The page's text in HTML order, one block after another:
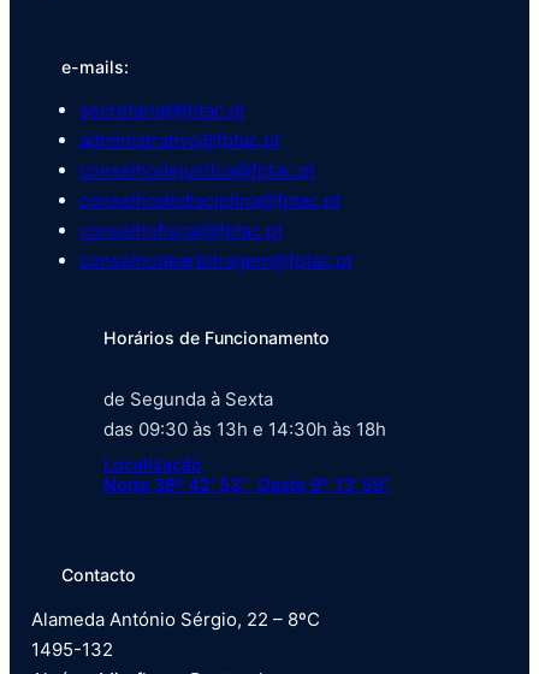
e-mails:
secretaria@fptac.pt
administrativo@fptac.pt
conselhodejustica@fptac.pt
conselhodedisciplina@fptac.pt
conselhofiscal@fptac.pt
conselhodearbitragem@fptac.pt
Horários de Funcionamento
de Segunda à Sexta
das 09:30 às 13h e 14:30h às 18h
Localização
Norte 38º 42′ 53” Oeste 9º 13′ 59”
Contacto
Alameda António Sérgio, 22 – 8ºC
1495-132